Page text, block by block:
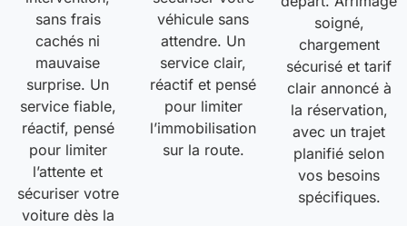
sans frais
cachés ni
mauvaise
surprise. Un
service fiable,
réactif, pensé
pour limiter
l’attente et
sécuriser votre
voiture dès la
véhicule sans
attendre. Un
service clair,
réactif et pensé
pour limiter
l’immobilisation
sur la route.
soigné,
chargement
sécurisé et tarif
clair annoncé à
la réservation,
avec un trajet
planifié selon
vos besoins
spécifiques.